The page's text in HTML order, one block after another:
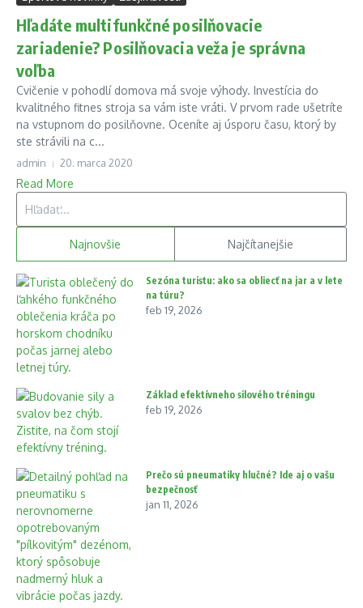
Hľadáte multifunkčné posilňovacie
zariadenie? Posilňovacia veža je správna
voľba
Cvičenie v pohodlí domova má svoje výhody. Investícia do
kvalitného fitnes stroja sa vám iste vráti. V prvom rade ušetríte
na vstupnom do posilňovne. Oceníte aj úsporu času, ktorý by
ste strávili na c...
admin 20. marca 2020
Read More
Najnovšie Najčítanejšie
Sezóna turistu: ako sa obliecť na jar a v lete
na túru?
feb 19, 2026
Základ efektívneho silového tréningu
feb 19, 2026
Prečo sú pneumatiky hlučné? Ide aj o vašu
bezpečnosť
jan 11, 2026